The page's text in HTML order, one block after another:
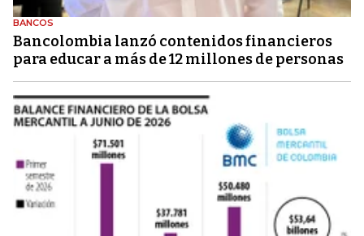
BANCOS
Bancolombia lanzó contenidos financieros
para educar a más de 12 millones de personas